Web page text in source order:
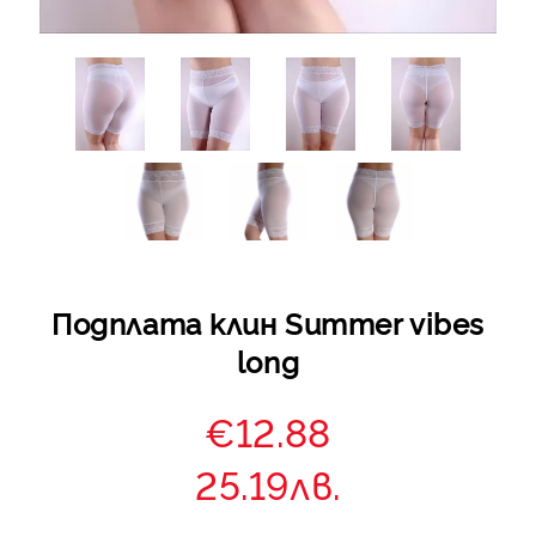
Подплата клин Summer vibes
long
€12.88
25.19лв.